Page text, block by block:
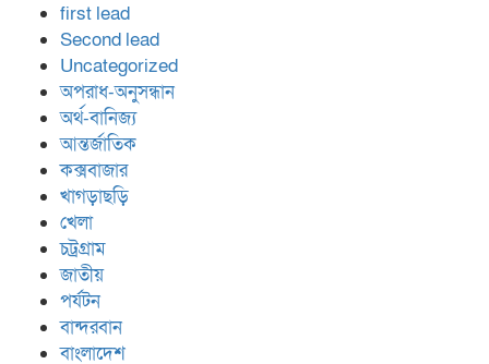
first lead
Second lead
Uncategorized
অপরাধ-অনুসন্ধান
অর্থ-বানিজ্য
আন্তর্জাতিক
কক্সবাজার
খাগড়াছড়ি
খেলা
চট্রগ্রাম
জাতীয়
পর্যটন
বান্দরবান
বাংলাদেশ